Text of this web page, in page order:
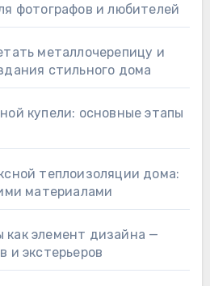
фотографов и любителей
металлочерепицу и
стильного дома
купели: основные этапы
теплоизоляции дома:
материалами
элемент дизайна —
и экстерьеров